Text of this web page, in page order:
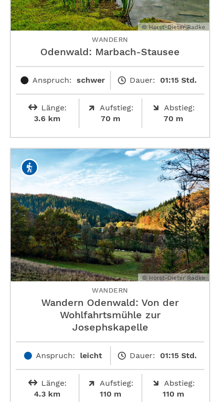
© Horst-Dieter Radke
WANDERN
Odenwald: Marbach-Stausee
Anspruch: schwer Dauer: 01:15 Std.
Länge:
3.6 km
Aufstieg:
70 m
Abstieg:
70 m
© Horst-Dieter Radke
WANDERN
Wandern Odenwald: Von der
Wohlfahrtsmühle zur
Josephskapelle
Anspruch: leicht Dauer: 01:15 Std.
Länge:
4.3 km
Aufstieg:
110 m
Abstieg:
110 m